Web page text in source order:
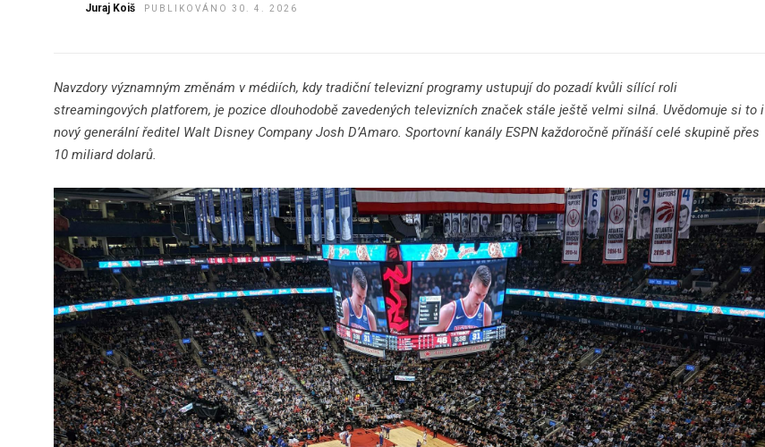
Juraj Koiš PUBLIKOVÁNO 30. 4. 2026
Navzdory významným změnám v médiích, kdy tradiční televizní programy ustupují do pozadí kvůli sílící roli
streamingových platforem, je pozice dlouhodobě zavedených televizních značek stále ještě velmi silná. Uvědomuje si to i
nový generální ředitel Walt Disney Company Josh D’Amaro. Sportovní kanály ESPN každoročně přínáší celé skupině přes
10 miliard dolarů.